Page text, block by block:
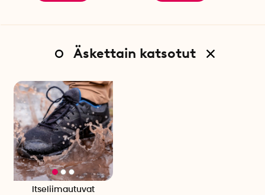
Äskettain katsotut
Itseliimautuvat